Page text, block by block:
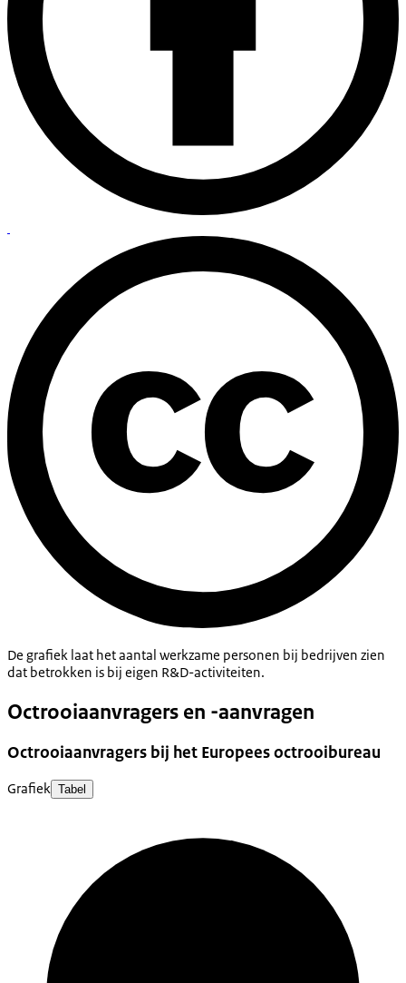
De grafiek laat het aantal werkzame personen bij bedrijven zien
dat betrokken is bij eigen R&D-activiteiten.
Octrooiaanvragers en -aanvragen
Octrooiaanvragers bij het Europees octrooibureau
Grafiek Tabel